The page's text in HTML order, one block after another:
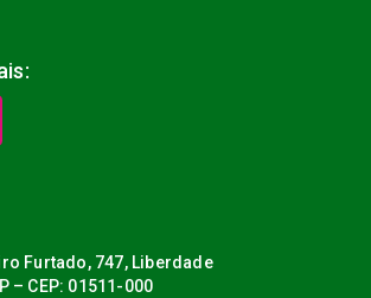
Furtado, 747, Liberdade
– CEP: 01511-000